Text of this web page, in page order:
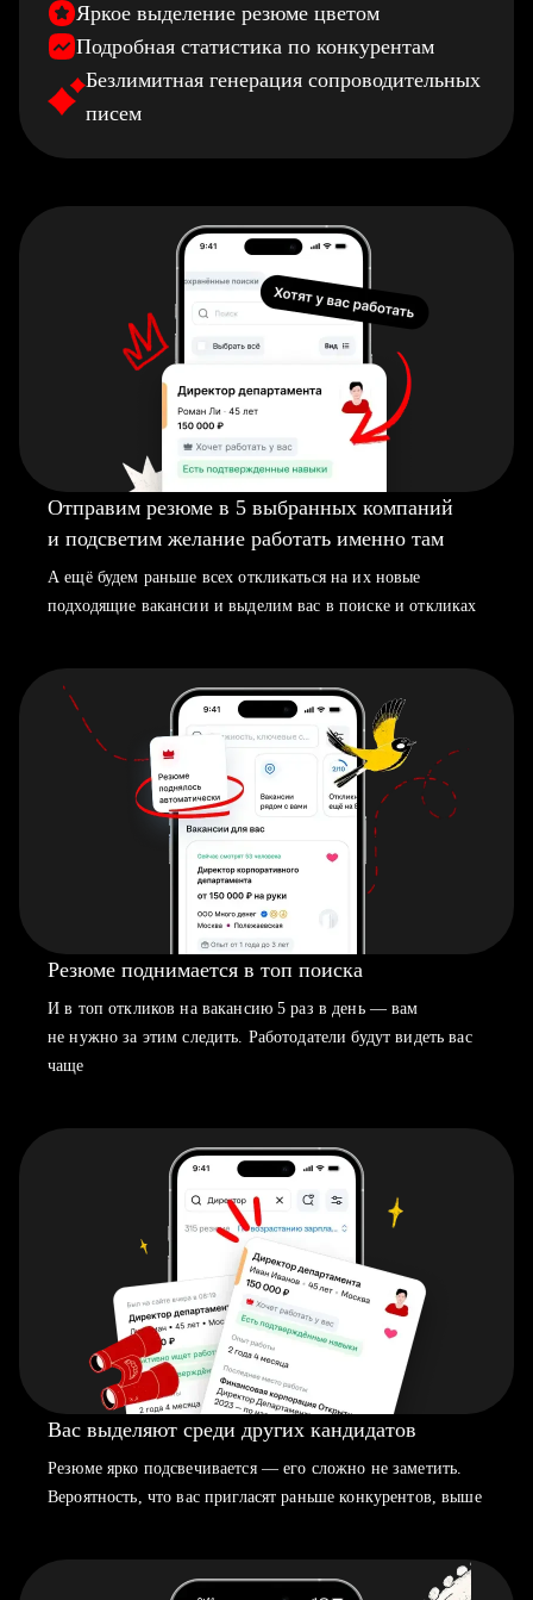
Яркое выделение резюме цветом
Подробная статистика по конкурентам
Безлимитная генерация сопроводительных
писем
Отправим резюме в 5 выбранных компаний
и подсветим желание работать именно там
А ещё будем раньше всех откликаться на их новые
подходящие вакансии и выделим вас в поиске и откликах
Резюме поднимается в топ поиска
И в топ откликов на вакансию 5 раз в день — вам
не нужно за этим следить. Работодатели будут видеть вас
чаще
Вас выделяют среди других кандидатов
Резюме ярко подсвечивается — его сложно не заметить.
Вероятность, что вас пригласят раньше конкурентов, выше